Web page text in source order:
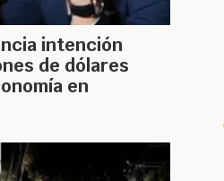
intención
de dólares
en